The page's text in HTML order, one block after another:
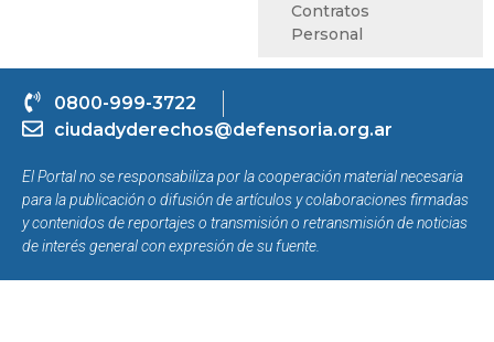
Contratos
Personal
0800-999-3722
ciudadyderechos@defensoria.org.ar
El Portal no se responsabiliza por la cooperación material necesaria
para la publicación o difusión de artículos y colaboraciones firmadas
y contenidos de reportajes o transmisión o retransmisión de noticias
de interés general con expresión de su fuente.